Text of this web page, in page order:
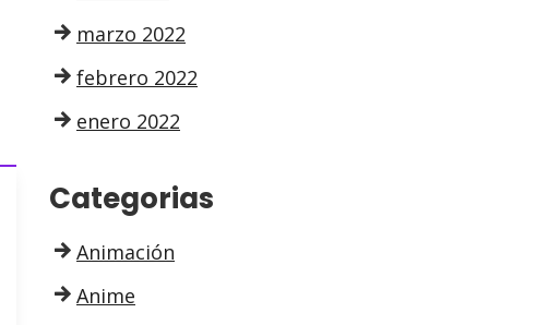
marzo 2022
febrero 2022
enero 2022
Categorias
Animación
Anime